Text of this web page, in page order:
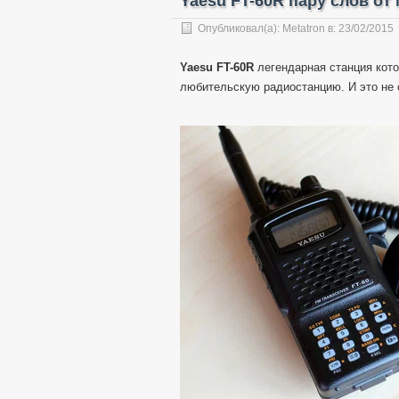
Опубликовал(а): Metatron в: 23/02/2015
Yaesu FT-60R легендарная станция
любительскую радиостанцию. И это не